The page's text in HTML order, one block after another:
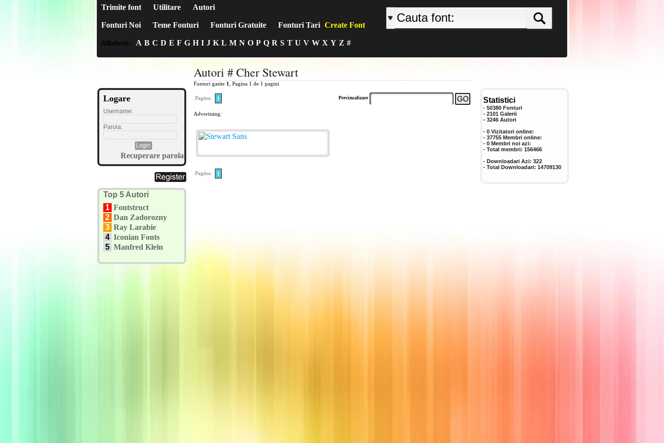
Trimite font Utilitare Autori
Fonturi Noi Teme Fonturi Fonturi Gratuite Fonturi Tari Create Font
Alfabetic: A B C D E F G H I J K L M N O P Q R S T U V W X Y Z #
Logare
Username:
Parola:
Recuperare parola
Top 5 Autori
1 Fontstruct
2 Dan Zadorozny
3 Ray Larabie
4 Iconian Fonts
5 Manfred Klein
Autori # Cher Stewart
Fonturi gasite 1 , Pagina 1 de 1 pagini
Pagina: 1 Previzualizare
Advertising:
Pagina: 1
Statistici
- 50380 Fonturi
- 2101 Galerii
- 3246 Autori
- 0 Vizitatori online:
- 37755 Membri online:
- 0 Membri noi azi:
- Total membri: 156466
- Downloadari Azi: 322
- Total Downloadari: 14709130